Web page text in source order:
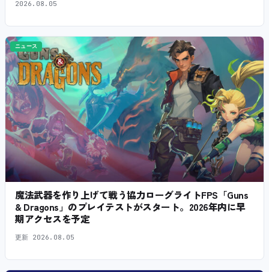
2026.08.05
ニュース
魔法武器を作り上げて戦う協力ローグライトFPS「Guns
& Dragons」のプレイテストがスタート。2026年内に早
期アクセスを予定
更新 2026.08.05